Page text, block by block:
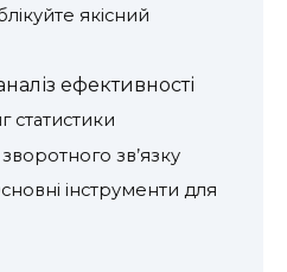
якісний
ефективності
статистики
зв’язку
інструменти для